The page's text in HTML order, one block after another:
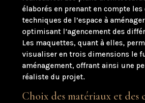
élaborés en prenant en compte
techniques de l’espace à
optimisant l’agencement des
Les maquettes, quant à elles,
visualiser en trois dimensions le
aménagement, offrant ainsi une
réaliste du projet.
Choix des matériaux et des